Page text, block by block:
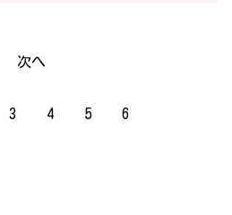
次へ
3 4 5 6